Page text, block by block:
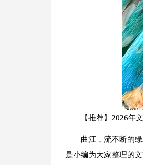
【推荐】2026年
曲江，流不断的
是小编为大家整理的